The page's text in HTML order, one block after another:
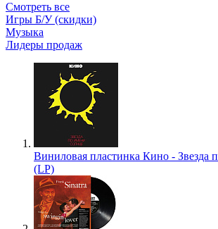
Смотреть все
Игры Б/У (скидки)
Музыка
Лидеры продаж
Виниловая пластинка Кино - Звезда
(LP)